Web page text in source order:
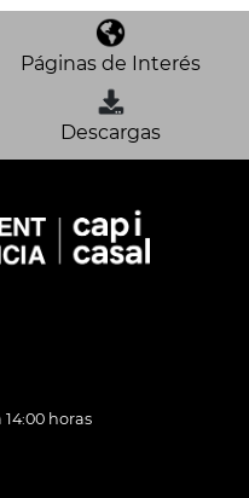
Páginas de Interés
Descargas
14:00 horas